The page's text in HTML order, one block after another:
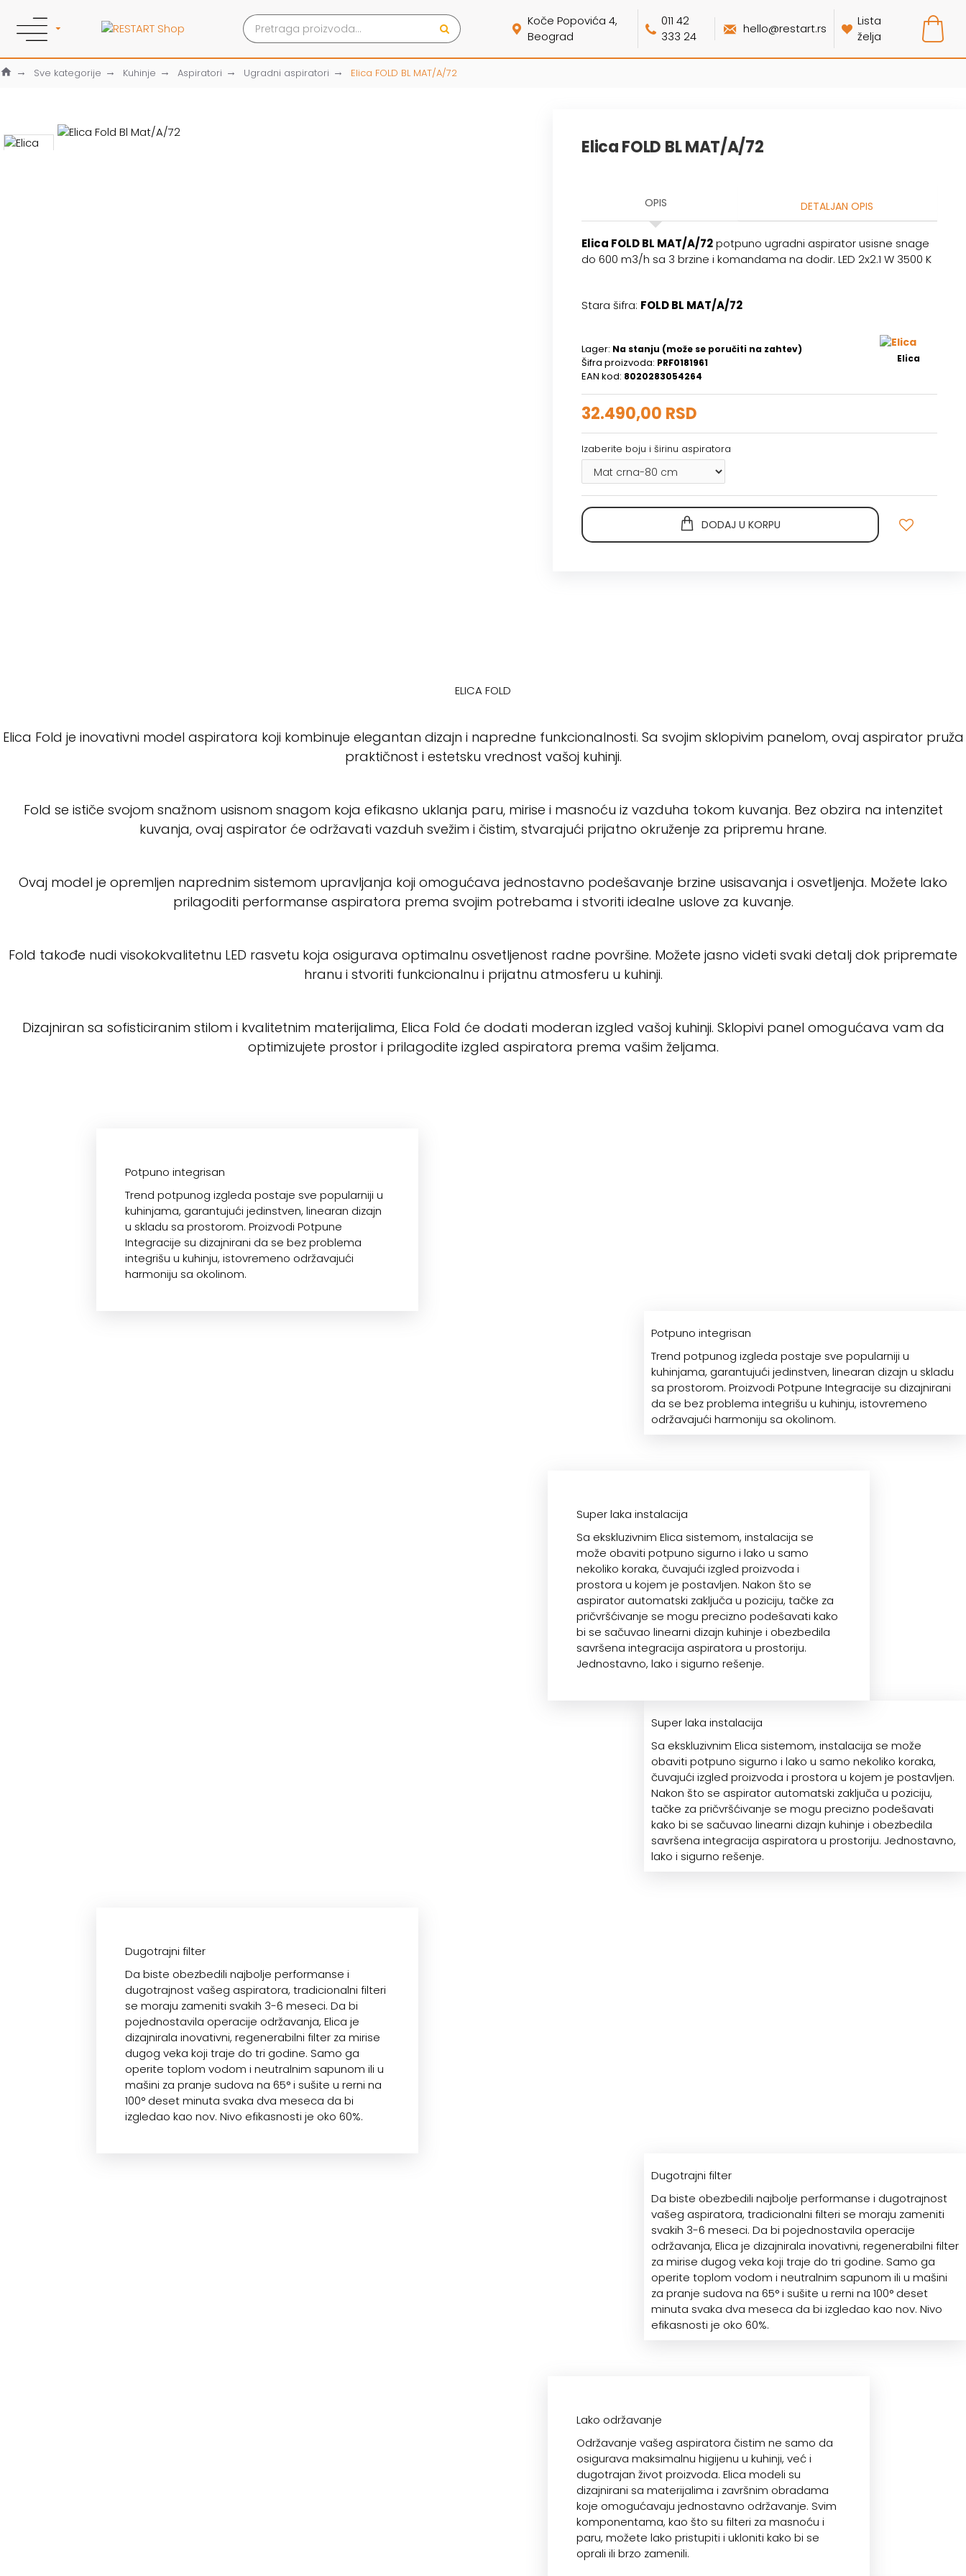
Koče Popovića 4,
Beograd
011 42
333 24
hello@restart.rs
Lista
želja
Sve kategorije Kuhinje Aspiratori Ugradni aspiratori Elica FOLD BL MAT/A/72
Elica FOLD BL MAT/A/72
OPIS DETALJAN OPIS
Elica FOLD BL MAT/A/72potpuno ugradni aspirator usisne snage
do 600 m3/h sa 3 brzine i komandama na dodir. LED 2x2.1 W 3500 K
Stara šifra: FOLD BL MAT/A/72
Lager: Na stanju (može se poručiti na zahtev)
Šifra proizvoda: PRF0181961
EAN kod: 8020283054264
Elica
32.490,00 RSD
Izaberite boju i širinu aspiratora
DODAJ U KORPU
ELICA FOLD
Elica Fold je inovativni model aspiratora koji kombinuje elegantan dizajn i napredne funkcionalnosti. Sa svojim sklopivim panelom, ovaj aspirator pruža
praktičnost i estetsku vrednost vašoj kuhinji.
Fold se ističe svojom snažnom usisnom snagom koja efikasno uklanja paru, mirise i masnoću iz vazduha tokom kuvanja. Bez obzira na intenzitet
kuvanja, ovaj aspirator će održavati vazduh svežim i čistim, stvarajući prijatno okruženje za pripremu hrane.
Ovaj model je opremljen naprednim sistemom upravljanja koji omogućava jednostavno podešavanje brzine usisavanja i osvetljenja. Možete lako
prilagoditi performanse aspiratora prema svojim potrebama i stvoriti idealne uslove za kuvanje.
Fold takođe nudi visokokvalitetnu LED rasvetu koja osigurava optimalnu osvetljenost radne površine. Možete jasno videti svaki detalj dok pripremate
hranu i stvoriti funkcionalnu i prijatnu atmosferu u kuhinji.
Dizajniran sa sofisticiranim stilom i kvalitetnim materijalima, Elica Fold će dodati moderan izgled vašoj kuhinji. Sklopivi panel omogućava vam da
optimizujete prostor i prilagodite izgled aspiratora prema vašim željama.
Potpuno integrisan
Trend potpunog izgleda postaje sve popularniji u
kuhinjama, garantujući jedinstven, linearan dizajn
u skladu sa prostorom. Proizvodi Potpune
Integracije su dizajnirani da se bez problema
integrišu u kuhinju, istovremeno održavajući
harmoniju sa okolinom.
Potpuno integrisan
Trend potpunog izgleda postaje sve popularniji u
kuhinjama, garantujući jedinstven, linearan dizajn u skladu
sa prostorom. Proizvodi Potpune Integracije su dizajnirani
da se bez problema integrišu u kuhinju, istovremeno
održavajući harmoniju sa okolinom.
Super laka instalacija
Sa ekskluzivnim Elica sistemom, instalacija se
može obaviti potpuno sigurno i lako u samo
nekoliko koraka, čuvajući izgled proizvoda i
prostora u kojem je postavljen. Nakon što se
aspirator automatski zaključa u poziciju, tačke za
pričvršćivanje se mogu precizno podešavati kako
bi se sačuvao linearni dizajn kuhinje i obezbedila
savršena integracija aspiratora u prostoriju.
Jednostavno, lako i sigurno rešenje.
Super laka instalacija
Sa ekskluzivnim Elica sistemom, instalacija se može
obaviti potpuno sigurno i lako u samo nekoliko koraka,
čuvajući izgled proizvoda i prostora u kojem je postavljen.
Nakon što se aspirator automatski zaključa u poziciju,
tačke za pričvršćivanje se mogu precizno podešavati
kako bi se sačuvao linearni dizajn kuhinje i obezbedila
savršena integracija aspiratora u prostoriju. Jednostavno,
lako i sigurno rešenje.
Dugotrajni filter
Da biste obezbedili najbolje performanse i
dugotrajnost vašeg aspiratora, tradicionalni filteri
se moraju zameniti svakih 3-6 meseci. Da bi
pojednostavila operacije održavanja, Elica je
dizajnirala inovativni, regenerabilni filter za mirise
dugog veka koji traje do tri godine. Samo ga
operite toplom vodom i neutralnim sapunom ili u
mašini za pranje sudova na 65° i sušite u rerni na
100° deset minuta svaka dva meseca da bi
izgledao kao nov. Nivo efikasnosti je oko 60%.
Dugotrajni filter
Da biste obezbedili najbolje performanse i dugotrajnost
vašeg aspiratora, tradicionalni filteri se moraju zameniti
svakih 3-6 meseci. Da bi pojednostavila operacije
održavanja, Elica je dizajnirala inovativni, regenerabilni filter
za mirise dugog veka koji traje do tri godine. Samo ga
operite toplom vodom i neutralnim sapunom ili u mašini
za pranje sudova na 65° i sušite u rerni na 100° deset
minuta svaka dva meseca da bi izgledao kao nov. Nivo
efikasnosti je oko 60%.
Lako održavanje
Održavanje vašeg aspiratora čistim ne samo da
osigurava maksimalnu higijenu u kuhinji, već i
dugotrajan život proizvoda. Elica modeli su
dizajnirani sa materijalima i završnim obradama
koje omogućavaju jednostavno održavanje. Svim
komponentama, kao što su filteri za masnoću i
paru, možete lako pristupiti i ukloniti kako bi se
oprali ili brzo zamenili.